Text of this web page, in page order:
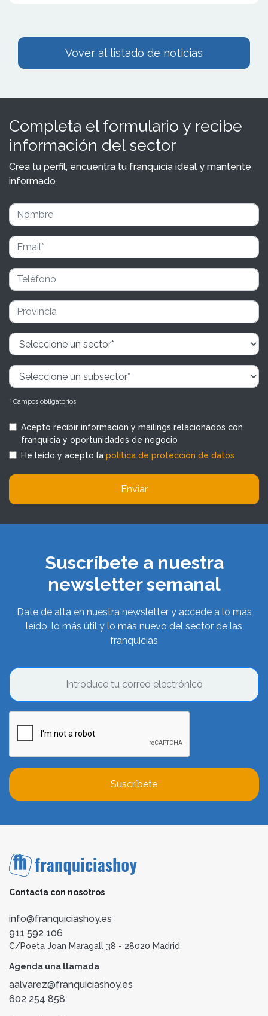
Vover al listado de noticias
Completa el formulario y recibe
información del sector
Crea tu perfil, encuentra tu franquicia ideal y mantente
informado
* Campos obligatorios
Acepto recibir información y mailings relacionados con
franquicia y oportunidades de negocio
He leído y acepto la política de protección de datos
Enviar
Suscríbete a nuestra
newsletter semanal
Date de alta en nuestra newsletter y accede a lo más
leído, lo más útil y lo más nuevo del sector de las
franquicias
Suscríbete
Contacta con nosotros
info@franquiciashoy.es
911 592 106
C/Poeta Joan Maragall 38 - 28020 Madrid
Agenda una llamada
aalvarez@franquiciashoy.es
602 254 858